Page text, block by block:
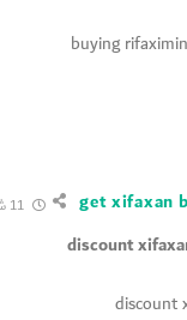
buying
get xifaxan
discount
discount